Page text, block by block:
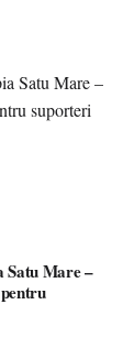
Satu Mare –